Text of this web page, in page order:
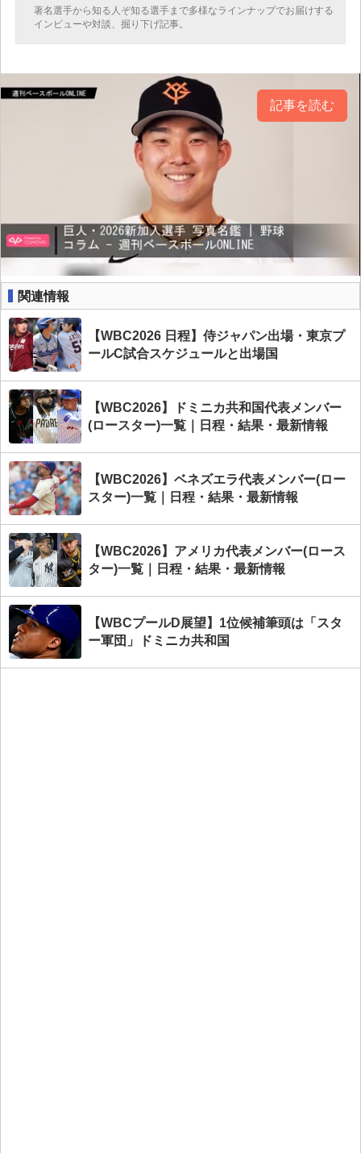
著名選手から知る人ぞ知る選手まで多様なラインナップでお届けする
インビューや対談、掘り下げ記事。
記事を読む
関連情報
【WBC2026 日程】侍ジャパン出場・東京プ
ールC試合スケジュールと出場国
【WBC2026】ドミニカ共和国代表メンバー
(ロースター)一覧｜日程・結果・最新情報
【WBC2026】ベネズエラ代表メンバー(ロー
スター)一覧｜日程・結果・最新情報
【WBC2026】アメリカ代表メンバー(ロース
ター)一覧｜日程・結果・最新情報
【WBCプールD展望】1位候補筆頭は「スタ
ー軍団」ドミニカ共和国